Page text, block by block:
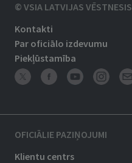
© VSIA LATVIJAS VĒSTNESIS
Kontakti
Par oficiālo izdevumu
Piekļūstamība
OFICIĀLIE PAZIŅOJUMI
Klientu centrs